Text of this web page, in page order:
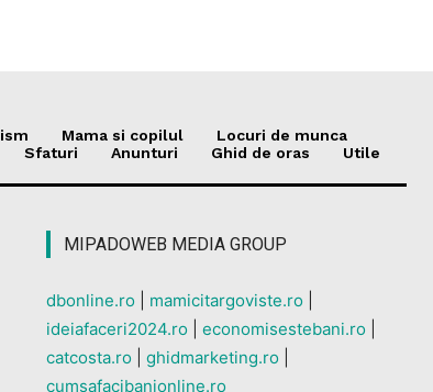
Mama si copilul
Locuri de munca
Sfaturi Anunturi Ghid de oras Utile
MIPADOWEB MEDIA GROUP
dbonline.ro mamicitargoviste.ro
ideiafaceri2024.ro
economisestebani.ro
catcosta.ro
ghidmarketing.ro
cumsafacibanionline.ro